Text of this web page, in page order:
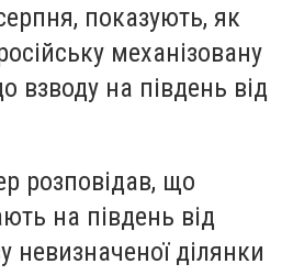
показують, як
механізовану
взводу на південь від
розповідав, що
на південь від
невизначеної ділянки